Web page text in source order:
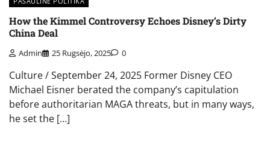
How the Kimmel Controversy Echoes Disney’s Dirty
China Deal
Admin 25 Rugsėjo, 2025 0
Culture / September 24, 2025 Former Disney CEO
Michael Eisner berated the company’s capitulation
before authoritarian MAGA threats, but in many ways,
he set the […]